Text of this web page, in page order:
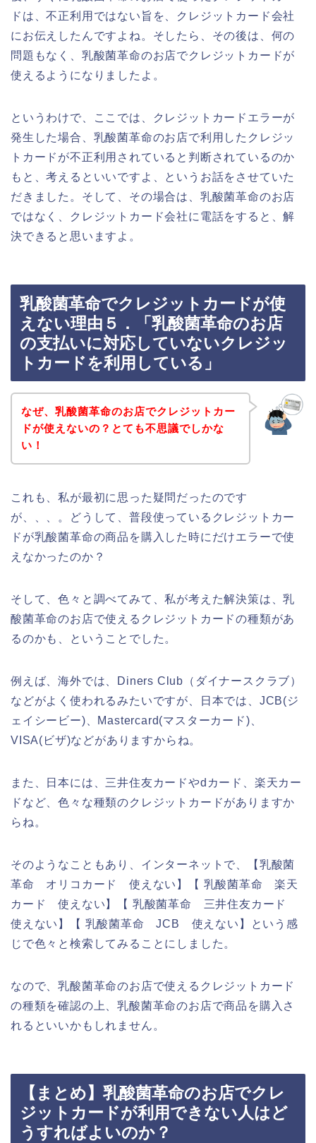
ドは、不正利用ではない旨を、クレジットカード会社
にお伝えしたんですよね。そしたら、その後は、何の
問題もなく、乳酸菌革命のお店でクレジットカードが
使えるようになりましたよ。
というわけで、ここでは、クレジットカードエラーが
発生した場合、乳酸菌革命のお店で利用したクレジッ
トカードが不正利用されていると判断されているのか
もと、考えるといいですよ、というお話をさせていた
だきました。そして、その場合は、乳酸菌革命のお店
ではなく、クレジットカード会社に電話をすると、解
決できると思いますよ。
乳酸菌革命でクレジットカードが使
えない理由５．「乳酸菌革命のお店
の支払いに対応していないクレジッ
トカードを利用している」
なぜ、乳酸菌革命のお店でクレジットカー
ドが使えないの？とても不思議でしかな
い！
これも、私が最初に思った疑問だったのです
が、、、。どうして、普段使っているクレジットカー
ドが乳酸菌革命の商品を購入した時にだけエラーで使
えなかったのか？
そして、色々と調べてみて、私が考えた解決策は、乳
酸菌革命のお店で使えるクレジットカードの種類があ
るのかも、ということでした。
例えば、海外では、Diners Club（ダイナースクラブ）
などがよく使われるみたいですが、日本では、JCB(ジ
ェイシービー)、Mastercard(マスターカード)、
VISA(ビザ)などがありますからね。
また、日本には、三井住友カードやdカード、楽天カー
ドなど、色々な種類のクレジットカードがありますか
らね。
そのようなこともあり、インターネットで、【乳酸菌
革命 オリコカード 使えない】【 乳酸菌革命 楽天
カード 使えない】【 乳酸菌革命 三井住友カード
使えない】【 乳酸菌革命 JCB 使えない】という感
じで色々と検索してみることにしました。
なので、乳酸菌革命のお店で使えるクレジットカード
の種類を確認の上、乳酸菌革命のお店で商品を購入さ
れるといいかもしれません。
【まとめ】乳酸菌革命のお店でクレ
ジットカードが利用できない人はど
うすればよいのか？